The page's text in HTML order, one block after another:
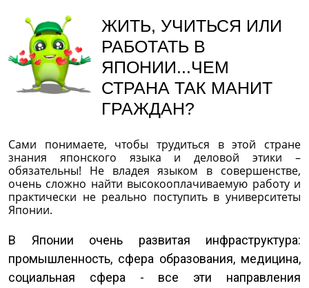
ЖИТЬ, УЧИТЬСЯ ИЛИ
РАБОТАТЬ В
ЯПОНИИ...ЧЕМ
СТРАНА ТАК МАНИТ
ГРАЖДАН?
Сами понимаете, чтобы трудиться в этой стране
знания японского языка и деловой этики –
обязательны! Не владея языком в совершенстве,
очень сложно найти высокооплачиваемую работу и
практически не реально поступить в университеты
Японии.
В Японии очень развитая инфраструктура:
промышленность, сфера образования, медицина,
социальная сфера - все эти направления